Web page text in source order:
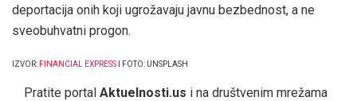
deportacija onih koji ugrožavaju javnu bezbednost, a ne
sveobuhvatni progon.
IZVOR: FINANCIAL EXPRESS I FOTO: UNSPLASH
Pratite portal Aktuelnosti.us i na društvenim mrežama